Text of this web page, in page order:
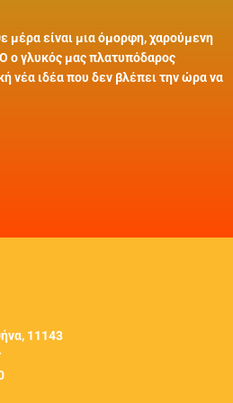
μέρα είναι μια όμορφη, χαρούμενη
ο γλυκός μας πλατυπόδαρος
νέα ιδέα που δεν βλέπει την ώρα να
11143